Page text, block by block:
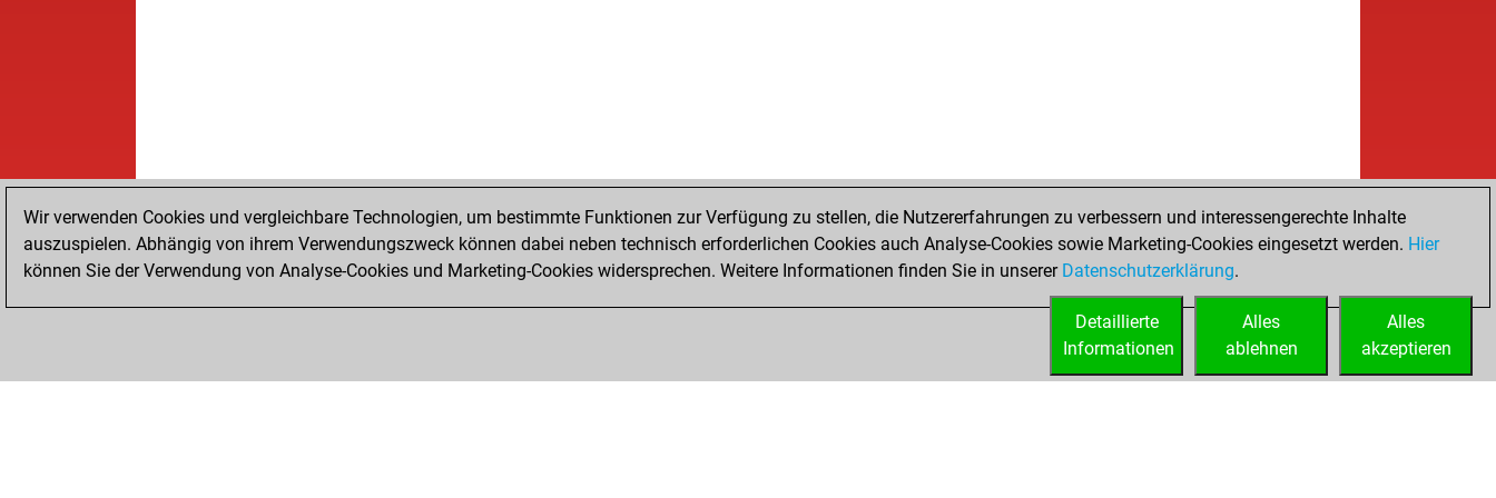
Wir verwenden Cookies und vergleichbare Technologien, um bestimmte Funktionen zur Verfügung zu stellen, die Nutzererfahrungen zu verbessern und interessengerechte Inhalte
auszuspielen. Abhängig von ihrem Verwendungszweck können dabei neben technisch erforderlichen Cookies auch Analyse-Cookies sowie Marketing-Cookies eingesetzt werden. Hier
können Sie der Verwendung von Analyse-Cookies und Marketing-Cookies widersprechen. Weitere Informationen finden Sie in unserer Datenschutzerklärung.
Alles
akzeptieren
Alles
ablehnen
Detaillierte
Informationen